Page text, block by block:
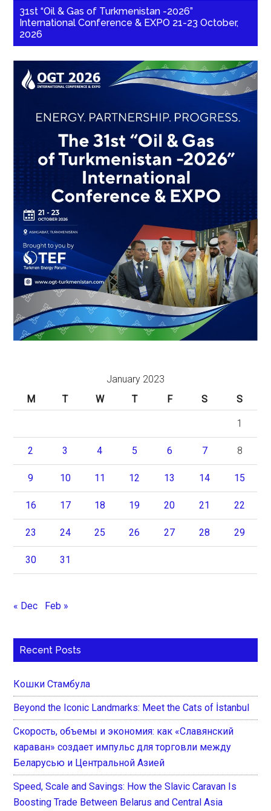
31st “Oil & Gas of Turkmenistan -2026”
International Conference & EXPO 21-23 October,
2026
January 2023
M
T W T F S S
1
2 3 4 5 6 7 8
9 10 11 12 13 14 15
16 17 18 19 20 21 22
23 24 25 26 27 28 29
30 31
« Dec Feb »
Recent Posts
Кошки Стамбула
Beyond the Iconic Landmarks: Meet the Cats of İstanbul
Скорость, объемы и экономия: как «Славянский
караван» создает импульс для торговли между
Беларусью и Центральной Азией
Speed, Scale and Savings: How the Slavic Caravan Is
Boosting Trade Between Belarus and Central Asia